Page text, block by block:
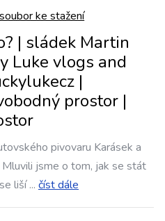
soubor ke stažení
| sládek Martin
Luke vlogs and
|
prostor |
pivovaru Karásek a
jsme o tom, jak se stát
liší... číst dále